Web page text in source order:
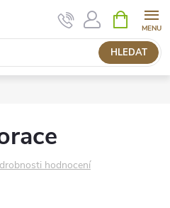
HLEDAT
NÁKUPNÍ
KOŠÍK
hodnocení